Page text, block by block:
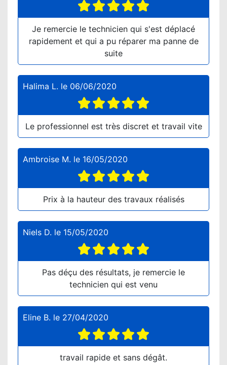
Je remercie le technicien qui s'est déplacé
rapidement et qui a pu réparer ma panne de
suite
Halima L. le 06/06/2020
Le professionnel est très discret et travail vite
Ambroise M. le 16/05/2020
Prix à la hauteur des travaux réalisés
Niels D. le 15/05/2020
Pas déçu des résultats, je remercie le
technicien qui est venu
Eline B. le 27/04/2020
travail rapide et sans dégât.